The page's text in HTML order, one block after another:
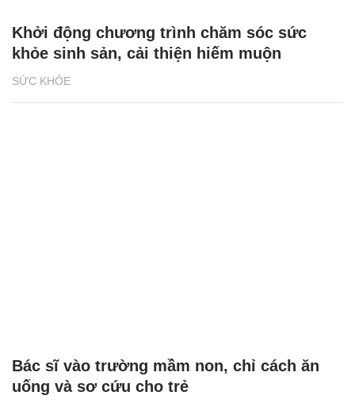
SỨC KHỎE
Khởi động chương trình chăm sóc sức
khỏe sinh sản, cải thiện hiếm muộn
Bác sĩ vào trường mầm non, chỉ cách ăn
uống và sơ cứu cho trẻ